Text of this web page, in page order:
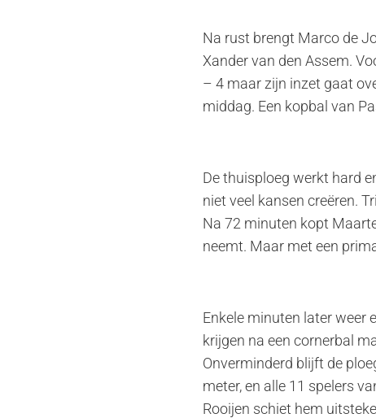
Na rust brengt Marco de
Xander van den Assem.
– 4 maar zijn inzet gaat
middag. Een kopbal van
De thuisploeg werkt hard
niet veel kansen creëren.
Na 72 minuten kopt
neemt. Maar met een
Enkele minuten later weer
krijgen na een cornerbal
Onverminderd blijft de
meter, en alle 11 spelers
Rooijen schiet hem